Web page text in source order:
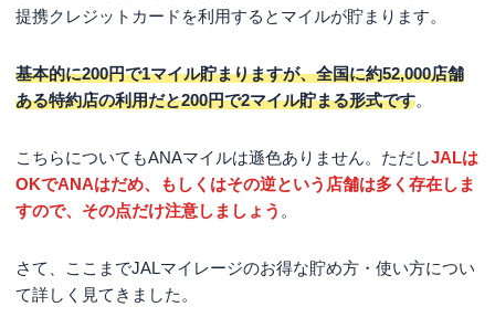
提携クレジットカードを利用するとマイルが貯まります。
基本的に200円で1マイル貯まりますが、全国に約52,000店舗
ある特約店の利用だと200円で2マイル貯まる形式です。
こちらについてもANAマイルは遜色ありません。ただしJALは
OKでANAはだめ、もしくはその逆という店舗は多く存在しま
すので、その点だけ注意しましょう 。
さて、ここまでJALマイレージのお得な貯め方・使い方につい
て詳しく見てきました。